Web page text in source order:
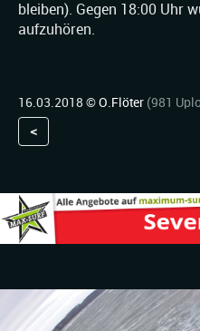
bleiben). Gegen 18:00 Uhr
aufzuhören.
16.03.2018 ©O.Flöter (981
<